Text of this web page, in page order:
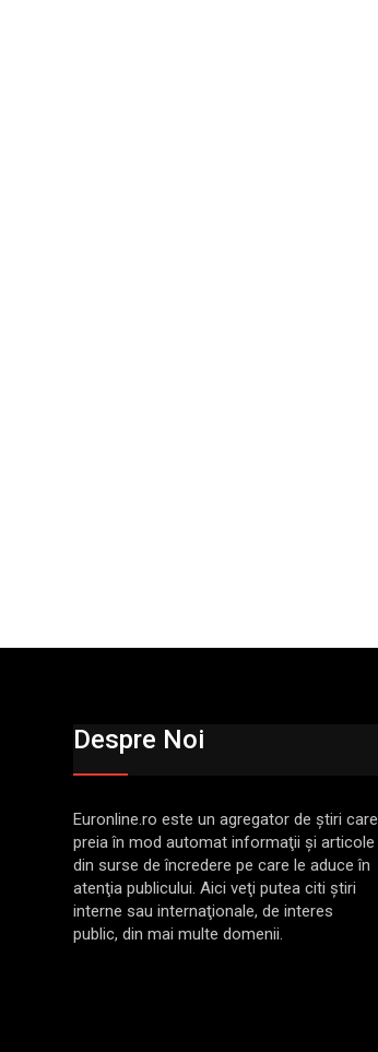
Despre Noi
Euronline.ro este un agregator de ştiri care
preia în mod automat informaţii şi articole
din surse de încredere pe care le aduce în
atenţia publicului. Aici veţi putea citi ştiri
interne sau internaţionale, de interes
public, din mai multe domenii.